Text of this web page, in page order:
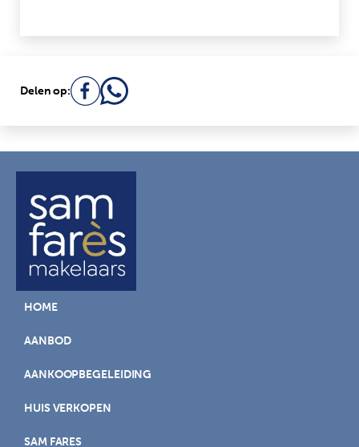
Delen op:
HOME
AANBOD
AANKOOPBEGELEIDING
HUIS VERKOPEN
SAM FARES